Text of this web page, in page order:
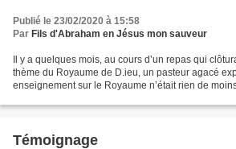
Publié le 23/02/2020 à 15:58
Par Fils d'Abraham en Jésus mon sauveur
Il y a quelques mois, au cours d’un repas qui
thème du Royaume de D.ieu, un pasteur agacé
enseignement sur le Royaume n’était rien de
Témoignage